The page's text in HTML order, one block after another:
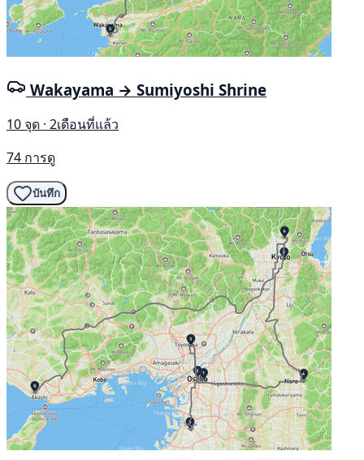
Wakayama → Sumiyoshi Shrine
10 จุด · 2เดือนที่แล้ว
74 การดู
บันทึก